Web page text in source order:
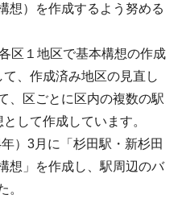
想）を作成するよう努める
区１地区で基本構想の作成
、作成済み地区の見直し
、区ごとに区内の複数の駅
して作成しています。
）3月に「杉田駅・新杉田
想」を作成し、駅周辺のバ
。